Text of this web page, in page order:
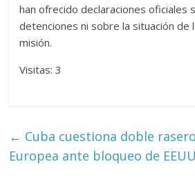
han ofrecido declaraciones oficiales
detenciones ni sobre la situación de
misión.
Visitas: 3
← Cuba cuestiona doble
Europea ante bloqueo de EEUU